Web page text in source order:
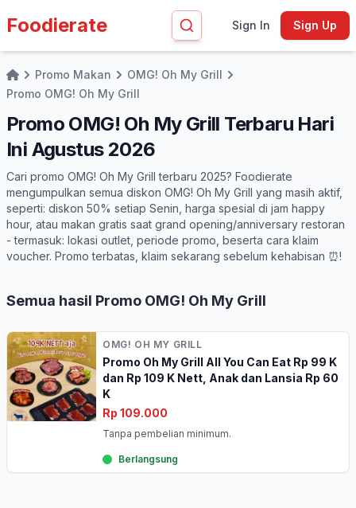
Foodierate Sign In Sign Up
HomePromo Makan
OMG! Oh My Grill
Promo OMG! Oh My Grill
Promo OMG! Oh My Grill Terbaru Hari
Ini Agustus 2026
Cari promo OMG! Oh My Grill terbaru 2025? Foodierate
mengumpulkan semua diskon OMG! Oh My Grill yang masih aktif,
seperti: diskon 50% setiap Senin, harga spesial di jam happy
hour, atau makan gratis saat grand opening/anniversary restoran
- termasuk: lokasi outlet, periode promo, beserta cara klaim
voucher. Promo terbatas, klaim sekarang sebelum kehabisan ⏰!
Semua hasil Promo OMG! Oh My Grill
OMG! OH MY GRILL
Promo Oh My Grill All You Can Eat Rp 99 K
dan Rp 109 K Nett, Anak dan Lansia Rp 60
K
Rp 109.000
Tanpa pembelian minimum.
Berlangsung